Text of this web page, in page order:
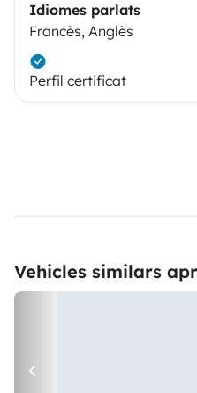
Idiomes parlats
Francès, Anglès
Perfil certificat
Vehicles similars